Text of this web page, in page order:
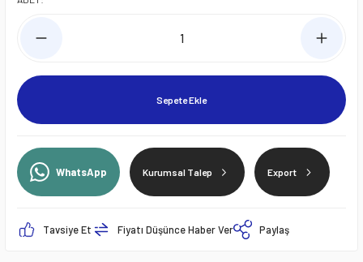
Sepete Ekle
WhatsApp Kurumsal Talep Export
Tavsiye Et Fiyatı Düşünce Haber Ver Paylaş